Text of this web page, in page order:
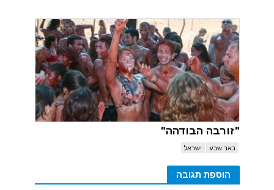
"זורבה הבודהה"
באר שבע ישראל
הוספת תגובה